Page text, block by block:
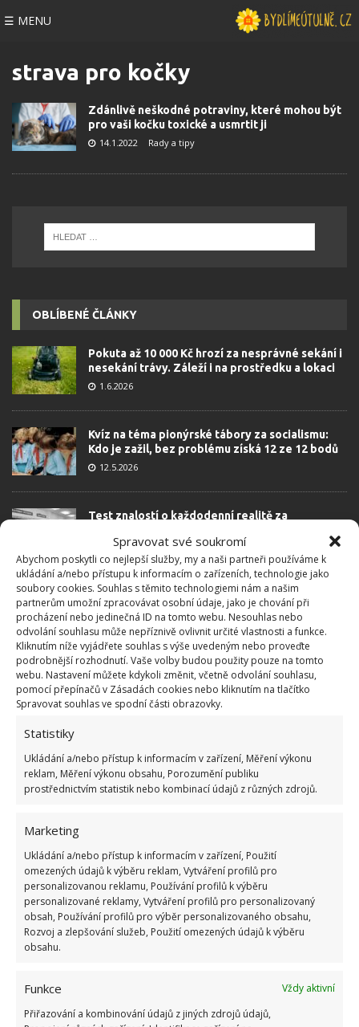
Spravovat své soukromí
Abychom poskytli co nejlepší služby, my a naši partneři používáme k
ukládání a/nebo přístupu k informacím o zařízeních, technologie jako
soubory cookies. Souhlas s těmito technologiemi nám a našim
partnerům umožní zpracovávat osobní údaje, jako je chování při
procházení nebo jedinečná ID na tomto webu. Nesouhlas nebo
odvolání souhlasu může nepříznivě ovlivnit určité vlastnosti a funkce.
Kliknutím níže vyjádřete souhlas s výše uvedeným nebo proveďte
podrobnější rozhodnutí. Vaše volby budou použity pouze na tomto
webu. Nastavení můžete kdykoli změnit, včetně odvolání souhlasu,
pomocí přepínačů v Zásadách cookies nebo kliknutím na tlačítko
Spravovat souhlas ve spodní části obrazovky.
Statistiky
Ukládání a/nebo přístup k informacím v zařízení, Měření výkonu
reklam, Měření výkonu obsahu, Porozumění publiku
prostřednictvím statistik nebo kombinací údajů z různých zdrojů.
Marketing
Ukládání a/nebo přístup k informacím v zařízení, Použití
omezených údajů k výběru reklam, Vytváření profilů pro
personalizovanou reklamu, Používání profilů k výběru
personalizované reklamy, Vytváření profilů pro personalizovaný
obsah, Používání profilů pro výběr personalizovaného obsahu,
Rozvoj a zlepšování služeb, Použití omezených údajů k výběru
obsahu.
Funkce
Vždy aktivní
Přiřazování a kombinování údajů z jiných zdrojů údajů,
☰ MENU
strava pro kočky
Zdánlivě neškodné potraviny, které mohou být
pro vaši kočku toxické a usmrtit ji
14.1.2022 Rady a tipy
OBLÍBENÉ ČLÁNKY
Pokuta až 10 000 Kč hrozí za nesprávné sekání i
nesekání trávy. Záleží i na prostředku a lokaci
1.6.2026
Kvíz na téma pionýrské tábory za socialismu:
Kdo je zažil, bez problému získá 12 ze 12 bodů
12.5.2026
Test znalostí o každodenní realitě za
dobrý přehled
23.6.2026
Retro kvíz o oblíbených autech v dobách
socialismu: Tehdejší řidiči musí získat 10 z 10
bodů
6.5.2026
ŽHAVÉ NOVINKY
Díky vhodné přípravě nebudou letní horka
problém. Pomůže i zatemňování a načasované
větrání
8.8.2026
i při nakládání. Díky tomuto postupu chutnají
fantasticky